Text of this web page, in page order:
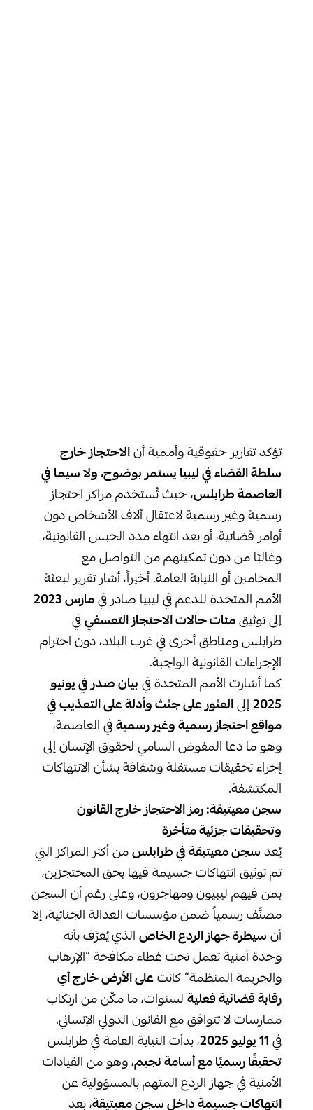
تؤكد تقارير حقوقية وأممية أنالاحتجاز خارج
سلطة القضاء في ليبيا يستمر بوضوح، ولا سيما في
العاصمة طرابلس، حيث تُستخدم مراكز احتجاز
رسمية وغير رسمية لاعتقال آلاف الأشخاص دون
أوامر قضائية، أو بعد انتهاء مدد الحبس القانونية،
وغالبًا من دون تمكينهم من التواصل مع
المحامين أو النيابة العامة. أخيراً، أشار تقرير لبعثة
الأمم المتحدة للدعم في ليبيا صادر فيمارس 2023
إلى توثيقمئات حالات الاحتجاز التعسفيفي
طرابلس ومناطق أخرى في غرب البلاد، دون احترام
الإجراءات القانونية الواجبة.
كما أشارت الأمم المتحدة في بيان صدر في يونيو
2025إلىالعثور على جثث وأدلة على التعذيب في
مواقع احتجاز رسمية وغير رسميةفي العاصمة،
وهو ما دعا المفوض السامي لحقوق الإنسان إلى
إجراء تحقيقات مستقلة وشفافة بشأن الانتهاكات
المكتشفة.
سجن معيتيقة: رمز الاحتجاز خارج القانون
وتحقيقات جزئية متأخرة
يُعد سجن معيتيقة في طرابلسمن أكثر المراكز التي
تم توثيق انتهاكات جسيمة فيها بحق المحتجزين،
بمن فيهم ليبيون ومهاجرون، وعلى رغم أن السجن
مصنَّف رسمياً ضمن مؤسسات العدالة الجنائية، إلا
أن سيطرة جهاز الردع الخاصالذي يُعرَّف بأنه
وحدة أمنية تعمل تحت غطاء مكافحة “الإرهاب
والجريمة المنظمة” كانتعلى الأرض خارج أي
رقابة قضائية فعليةلسنوات، ما مكّن من ارتكاب
ممارسات لا تتوافق مع القانون الدولي الإنساني.
في 11يوليو 2025
، بدأت النيابة العامة في طرابلس
تحقيقًا رسميًا مع أسامة نجيم، وهو من القيادات
الأمنية في جهاز الردع المتهم بالمسؤولية عن
انتهاكات جسيمة داخل سجن معيتيقة، بعد